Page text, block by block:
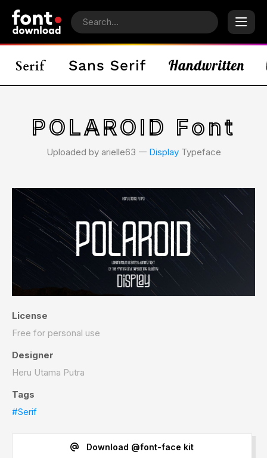
POLAROID Font
Uploaded by arielle63 𑁋 DisplayTypeface
License
Free for personal use
Designer
Heru Utama Putra
Tags
#Serif
Download @font-face kit